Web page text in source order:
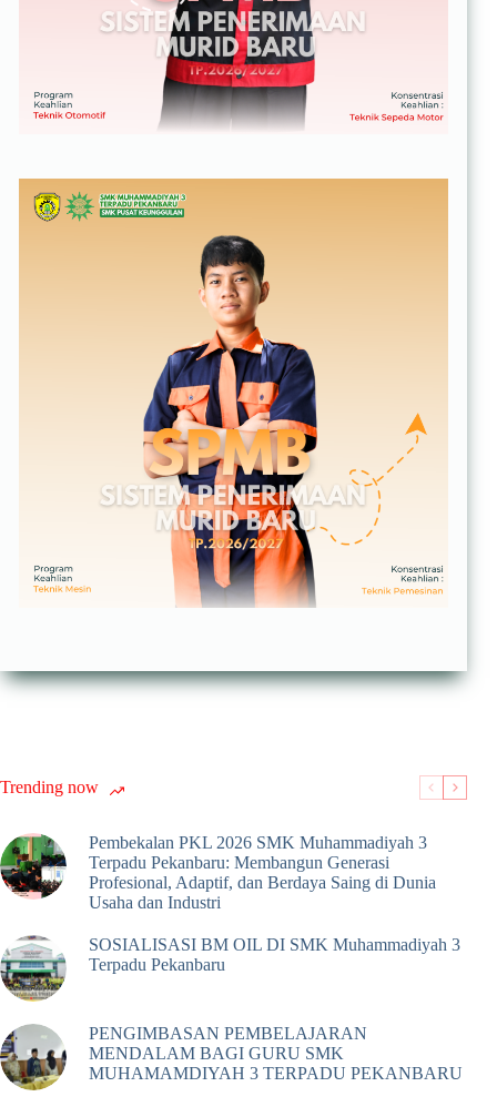
Trending now
Pembekalan PKL 2026 SMK Muhammadiyah 3
Terpadu Pekanbaru: Membangun Generasi
Profesional, Adaptif, dan Berdaya Saing di Dunia
Usaha dan Industri
SOSIALISASI BM OIL DI SMK Muhammadiyah 3
Terpadu Pekanbaru
PENGIMBASAN PEMBELAJARAN
MENDALAM BAGI GURU SMK
MUHAMAMDIYAH 3 TERPADU PEKANBARU